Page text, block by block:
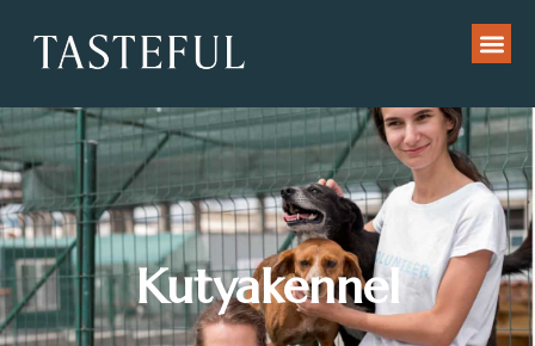
Kutyakennel